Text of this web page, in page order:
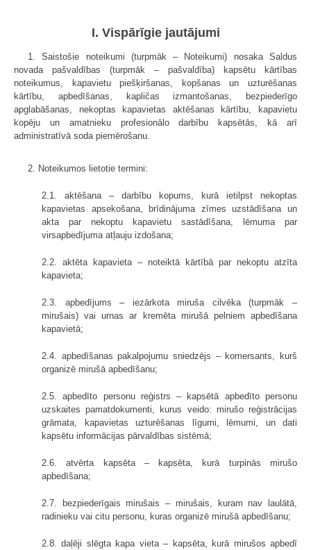
I. Vispārīgie jautājumi
1. Saistošie noteikumi (turpmāk – Noteikumi) nosaka Saldus
novada pašvaldības (turpmāk – pašvaldība) kapsētu kārtības
noteikumus, kapavietu piešķiršanas, kopšanas un uzturēšanas
kārtību, apbedīšanas, kapličas izmantošanas, bezpiederīgo
apglabāšanas, nekoptas kapavietas aktēšanas kārtību, kapavietu
kopēju un amatnieku profesionālo darbību kapsētās, kā arī
administratīvā soda piemērošanu.
2. Noteikumos lietotie termini:
2.1. aktēšana – darbību kopums, kurā ietilpst nekoptas
kapavietas apsekošana, brīdinājuma zīmes uzstādīšana un
akta par nekoptu kapavietu sastādīšana, lēmuma par
virsapbedījuma atļauju izdošana;
2.2. aktēta kapavieta – noteiktā kārtībā par nekoptu atzīta
kapavieta;
2.3. apbedījums – iezārkota miruša cilvēka (turpmāk –
mirušais) vai urnas ar kremēta mirušā pelniem apbedīšana
kapavietā;
2.4. apbedīšanas pakalpojumu sniedzējs – komersants, kurš
organizē mirušā apbedīšanu;
2.5. apbedīto personu reģistrs – kapsētā apbedīto personu
uzskaites pamatdokumenti, kurus veido: mirušo reģistrācijas
grāmata, kapavietas uzturēšanas līgumi, lēmumi, un dati
kapsētu informācijas pārvaldības sistēmā;
2.6. atvērta kapsēta – kapsēta, kurā turpinās mirušo
apbedīšana;
2.7. bezpiederīgais mirušais – mirušais, kuram nav laulātā,
radinieku vai citu personu, kuras organizē mirušā apbedīšanu;
2.8. daļēji slēgta kapa vieta – kapsēta, kurā mirušos apbedī